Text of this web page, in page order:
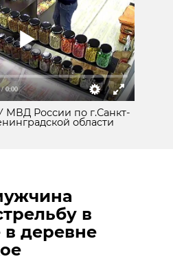
/ 0:00
МВД России по г.Санкт-
области
в
в деревне